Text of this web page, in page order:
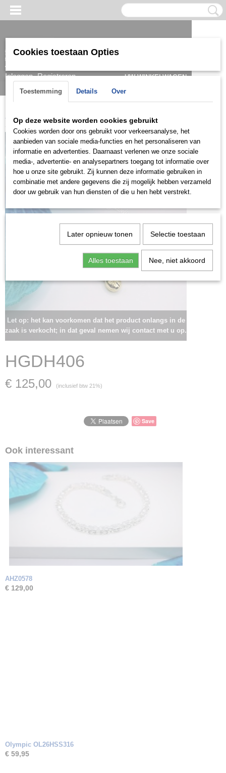
Inloggen Registreren
UW WINKELWAGEN
Home > Hanger > > HGDH406
Let op: het kan voorkomen dat het product onlangs in de
zaak is verkocht; in dat geval nemen wij contact met u op.
HGDH406
€ 125,00 (inclusief btw 21%)
Save
Ook interessant
AHZ0578
€ 129,00
Olympic OL26HSS316
€ 59,95
Cookies toestaan Opties
Toestemming Details Over
Op deze website worden cookies gebruikt
Cookies worden door ons gebruikt voor verkeersanalyse, het
aanbieden van sociale media-functies en het personaliseren van
informatie en advertenties. Daarnaast verlenen we onze sociale
media-, advertentie- en analysepartners toegang tot informatie over
hoe u onze site gebruikt. Zij kunnen deze informatie gebruiken in
combinatie met andere gegevens die zij mogelijk hebben verzameld
door uw gebruik van hun diensten of die u hen hebt verstrekt.
Later opnieuw tonen Selectie toestaan
Alles toestaan Nee, niet akkoord